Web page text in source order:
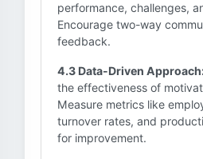
performance, challenges,
Encourage two-way
feedback.
4.3 Data-Driven
the effectiveness of
Measure metrics like
turnover rates, and
for improvement.